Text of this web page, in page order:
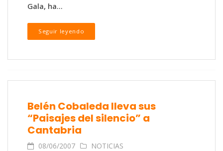
Gala, ha...
Seguir leyendo
Belén Cobaleda lleva sus
“Paisajes del silencio” a
Cantabria
08/06/2007 NOTICIAS